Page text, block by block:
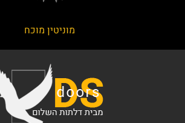
מוניטין מוכח